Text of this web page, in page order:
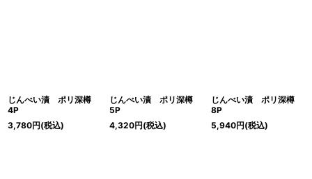
じんべい漬 ポリ深樽
4P
3,780円(税込)
じんべい漬 ポリ深樽
5P
4,320円(税込)
じんべい漬 ポリ深樽
8P
5,940円(税込)